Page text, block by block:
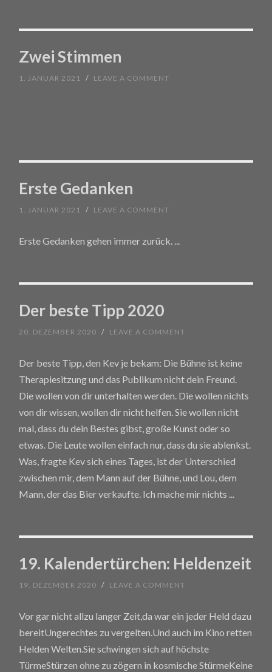
Zwei Stimmen
1. JANUAR 2021 / LEAVE A COMMENT
Erste Gedanken
1. JANUAR 2021 / LEAVE A COMMENT
Erste Gedanken gehen immer zurück. ...
Der beste Tipp 2020
20. DEZEMBER 2020 / LEAVE A COMMENT
Der beste Tipp, den Kev je bekam: Die Bühne ist keine
Therapiesitzung und das Publikum nicht dein Freund.
Die wollen von dir unterhalten werden. Die wollen nichts
von dir wissen, wollen dir nicht helfen. Sie wollen nicht
mal, dass du dein Bestes gibst, große Kunst oder so
etwas. Die Leute wollen einfach nur, dass du sie ablenkst.
Was, fragte Kev sich eines Tages, ist der Unterschied
zwischen mir, dem Mann auf der Bühne, und Lou, dem
Mann, der das Bier verkaufte. Ich mache mir nichts ...
19. Kalendertürchen: Heldenzeit
19. DEZEMBER 2020 / LEAVE A COMMENT
Vor gar nicht allzu langer Zeit,da war ein jeder Held dazu
bereitUngerechtes zu vergelten.Und auch im Kino retten
Helden Welten.Sie schwingen sich auf höchste
TürmeStürzen ohne zu zögern in kosmische StürmeKeine